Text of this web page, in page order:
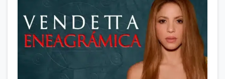
0